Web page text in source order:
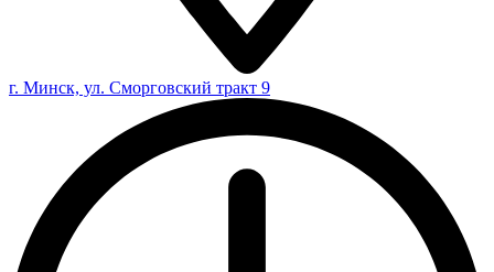
г. Минск, ул. Сморговский тракт 9